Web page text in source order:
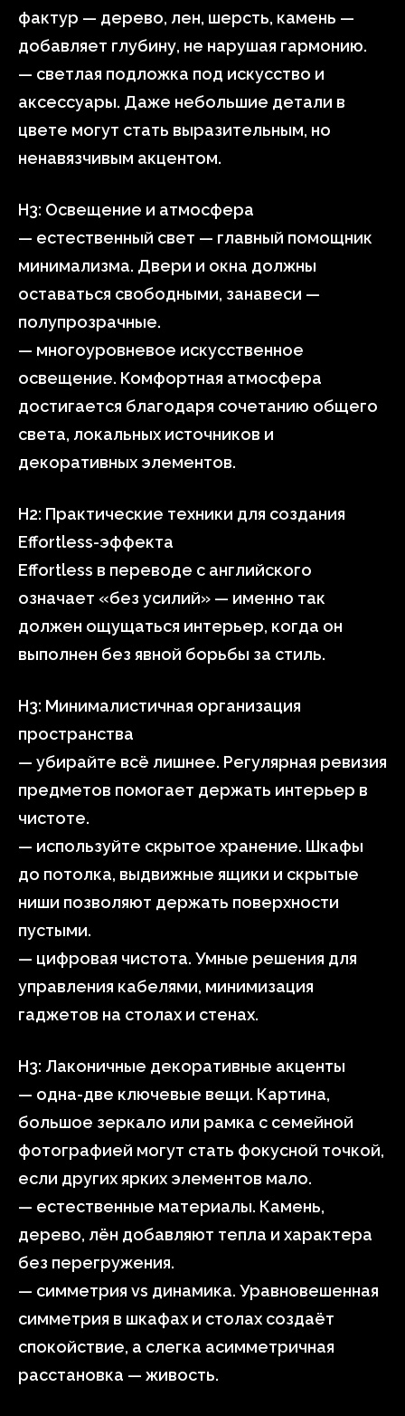
фактур — дерево, лен, шерсть, камень —
добавляет глубину, не нарушая гармонию.
— светлая подложка под искусство и
аксессуары. Даже небольшие детали в
цвете могут стать выразительным, но
ненавязчивым акцентом.
H3: Освещение и атмосфера
— естественный свет — главный помощник
минимализма. Двери и окна должны
оставаться свободными, занавеси —
полупрозрачные.
— многоуровневое искусственное
освещение. Комфортная атмосфера
достигается благодаря сочетанию общего
света, локальных источников и
декоративных элементов.
H2: Практические техники для создания
Effortless-эффекта
Effortless в переводе с английского
означает «без усилий» — именно так
должен ощущаться интерьер, когда он
выполнен без явной борьбы за стиль.
H3: Минималистичная организация
пространства
— убирайте всё лишнее. Регулярная ревизия
предметов помогает держать интерьер в
чистоте.
— используйте скрытое хранение. Шкафы
до потолка, выдвижные ящики и скрытые
ниши позволяют держать поверхности
пустыми.
— цифровая чистота. Умные решения для
управления кабелями, минимизация
гаджетов на столах и стенах.
H3: Лаконичные декоративные акценты
— одна-две ключевые вещи. Картина,
большое зеркало или рамка с семейной
фотографией могут стать фокусной точкой,
если других ярких элементов мало.
— естественные материалы. Камень,
дерево, лён добавляют тепла и характера
без перегружения.
— симметрия vs динамика. Уравновешенная
симметрия в шкафах и столах создаёт
спокойствие, а слегка асимметричная
расстановка — живость.